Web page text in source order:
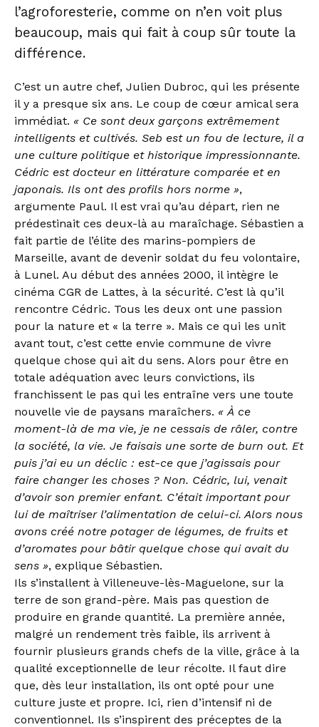
l’agroforesterie, comme on n’en voit plus
beaucoup, mais qui fait à coup sûr toute la
différence.
C’est un autre chef, Julien Dubroc, qui les présente
il y a presque six ans. Le coup de cœur amical sera
immédiat. « Ce sont deux garçons extrêmement
intelligents et cultivés. Seb est un fou de lecture, il a
une culture politique et historique impressionnante.
Cédric est docteur en littérature comparée et en
japonais. Ils ont des profils hors norme »,
argumente Paul. Il est vrai qu’au départ, rien ne
prédestinait ces deux-là au maraîchage. Sébastien a
fait partie de l’élite des marins-pompiers de
Marseille, avant de devenir soldat du feu volontaire,
à Lunel. Au début des années 2000, il intègre le
cinéma CGR de Lattes, à la sécurité. C’est là qu’il
rencontre Cédric. Tous les deux ont une passion
pour la nature et « la terre ». Mais ce qui les unit
avant tout, c’est cette envie commune de vivre
quelque chose qui ait du sens. Alors pour être en
totale adéquation avec leurs convictions, ils
franchissent le pas qui les entraîne vers une toute
nouvelle vie de paysans maraîchers. « À ce
moment-là de ma vie, je ne cessais de râler, contre
la société, la vie. Je faisais une sorte de burn out. Et
puis j’ai eu un déclic : est-ce que j’agissais pour
faire changer les choses ? Non. Cédric, lui, venait
d’avoir son premier enfant. C’était important pour
lui de maîtriser l’alimentation de celui-ci. Alors nous
avons créé notre potager de légumes, de fruits et
d’aromates pour bâtir quelque chose qui avait du
sens », explique Sébastien.
Ils s’installent à Villeneuve-lès-Maguelone, sur la
terre de son grand-père. Mais pas question de
produire en grande quantité. La première année,
malgré un rendement très faible, ils arrivent à
fournir plusieurs grands chefs de la ville, grâce à la
qualité exceptionnelle de leur récolte. Il faut dire
que, dès leur installation, ils ont opté pour une
culture juste et propre. Ici, rien d’intensif ni de
conventionnel. Ils s’inspirent des préceptes de la